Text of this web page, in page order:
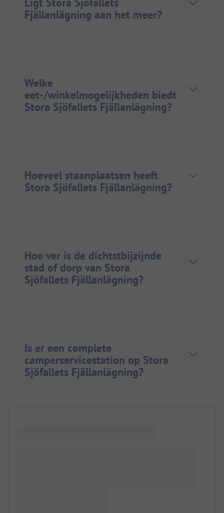
Fjällanlägning aan het meer?
Welke
eet-/winkelmogelijkheden biedt
Stora Sjöfallets Fjällanlägning?
Hoeveel staanplaatsen heeft
Stora Sjöfallets Fjällanlägning?
Hoe ver is de dichtstbijzijnde
stad of dorp van Stora
Sjöfallets Fjällanlägning?
Is er een complete
camperservicestation op Stora
Sjöfallets Fjällanlägning?